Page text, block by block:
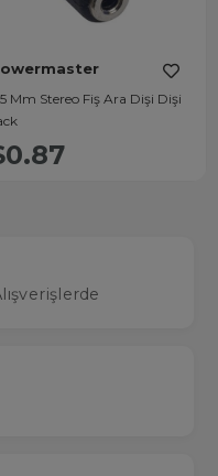
Mm Stereo Fiş Ara Dişi Dişi